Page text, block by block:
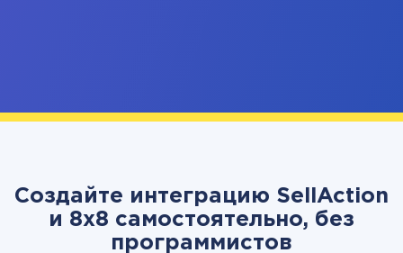
Создайте интеграцию SellAction
и 8x8 самостоятельно, без
программистов